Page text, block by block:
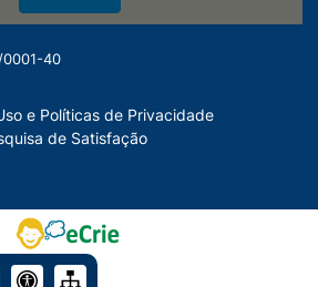
40
e Políticas de Privacidade
de Satisfação